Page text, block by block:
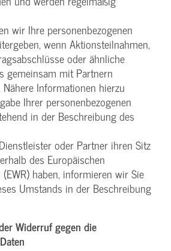
wir Ihre personenbezogenen
wenn Aktionsteilnahmen,
oder ähnliche
gemeinsam mit Partnern
Informationen hierzu
Ihrer personenbezogenen
in der Beschreibung des
oder Partner ihren Sitz
des Europäischen
haben, informieren wir Sie
Umstands in der Beschreibung
Widerruf gegen die